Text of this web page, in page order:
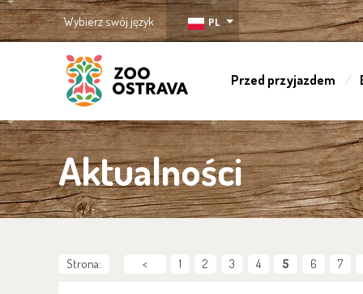
Wybierz swój język PL
ZOO Ostrava
Przed przyjazdem
Aktualności
Strona: < 1 2 3 4 5 6 7